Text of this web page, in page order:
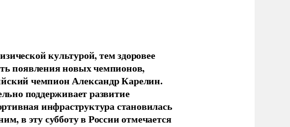
культурой, тем здоровее
появления новых чемпионов,
чемпион Александр Карелин.
поддерживает развитие
инфраструктура становилась
в эту субботу в России отмечается